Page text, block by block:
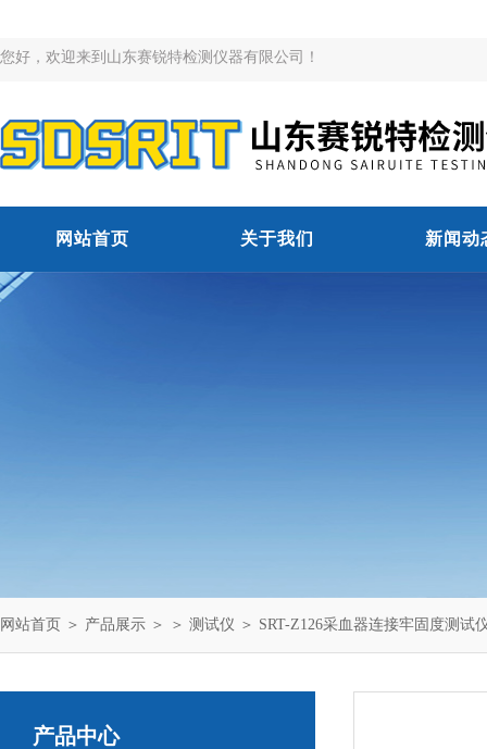
您好，欢迎来到山东赛锐特检测仪器有限公司！
网站首页 关于我们 新闻动
网站首页 ＞ 产品展示 ＞ ＞ 测试仪 ＞ SRT-Z126采血器连接牢固度测试
产品中心